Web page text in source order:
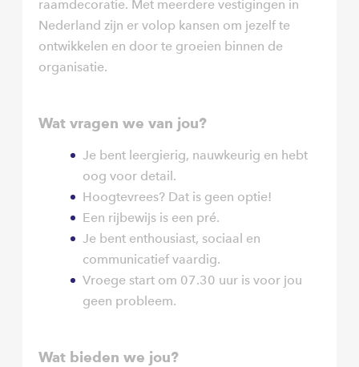
raamdecoratie. Met meerdere vestigingen in
Nederland zijn er volop kansen om jezelf te
ontwikkelen en door te groeien binnen de
organisatie.
Wat vragen we van jou?
Je bent leergierig, nauwkeurig en hebt
oog voor detail.
Hoogtevrees? Dat is geen optie!
Een rijbewijs is een pré.
Je bent enthousiast, sociaal en
communicatief vaardig.
Vroege start om 07.30 uur is voor jou
geen probleem.
Wat bieden we jou?